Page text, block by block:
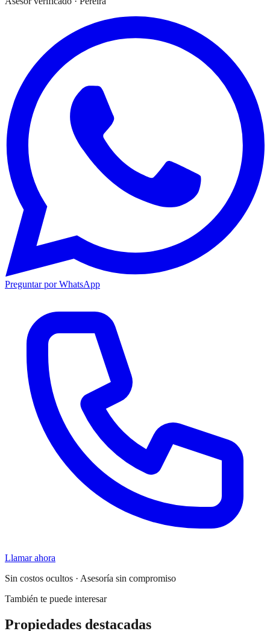
Preguntar por WhatsApp
Llamar ahora
Sin costos ocultos · Asesoría sin compromiso
También te puede interesar
Propiedades destacadas